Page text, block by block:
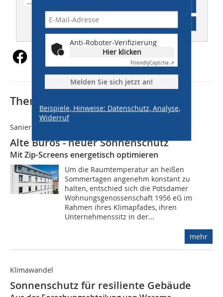
Anti-Roboter-Verifizierung
Hier klicken
FriendlyCaptcha ⇗
Melden Sie sich jetzt an!
Beispiele, Hinweise: Datenschutz, Analyse,
Widerruf
Thematisch passende Artikel:
Sanierung
Alte Büros - neuer Sonnenschutz
Mit Zip-Screens energetisch optimieren
Um die Raumtemperatur an heißen
Sommertagen angenehm konstant zu
halten, entschied sich die Potsdamer
Wohnungsgenossenschaft 1956 eG im
Rahmen ihres Klimapfades, ihren
Unternehmenssitz in der...
mehr
Klimawandel
Sonnenschutz für resiliente Gebäude